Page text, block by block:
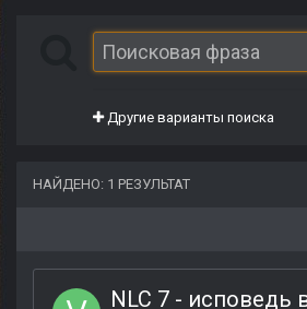
Другие варианты поиска
НАЙДЕНО: 1 РЕЗУЛЬТАТ
NLC 7 - исповедь